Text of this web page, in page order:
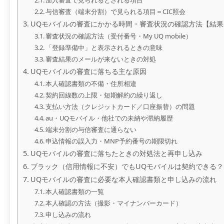
与信審査（端末分割）で見られる項目＝CIC照会
UQモバイルの審査にかかる時間・審査状況の確認方法【結果
審査状況の確認方法（受付番号・My UQ mobile）
「登録準備中」と表示されるときの意味
審査結果のメールが来ないときの対処
UQモバイルの審査に落ちる主な原因
本人確認書類の不備・住所相違
契約回線数の上限・短期解約の繰り返し
支払い方法（クレジットカード／口座振替）の問題
au・UQモバイル・他社での未納や滞納履歴
端末分割の与信審査に通らない
申込情報の誤入力・MNP予約番号の期限切れ
UQモバイルの審査に落ちたときの対処法と再申し込み
ブラック（信用情報に不安）でもUQモバイルは契約できる？
UQモバイルの審査に必要な本人確認書類と申し込みの流れ
本人確認書類の一覧
本人確認の方法（撮影・マイナンバーカード）
申し込みの流れ